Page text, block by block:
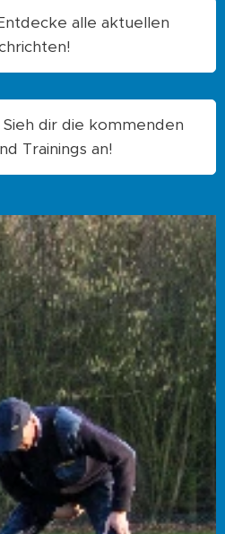
alle aktuellen
dir die kommenden
Trainings an!